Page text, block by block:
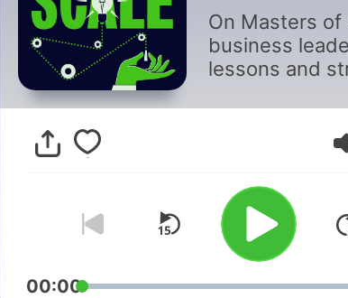
On Masters of
business
lessons and
world's most
companies.
and dynamic
candid
their triumphs
with a set of
including
Hoffman
00:00